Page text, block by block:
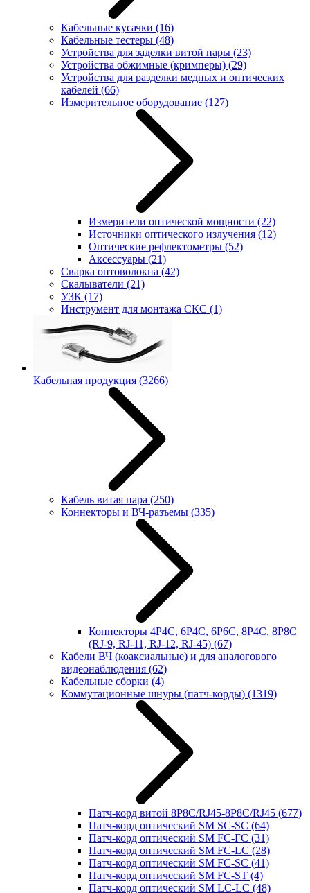
Кабельные кусачки (16)
Кабельные тестеры (48)
Устройства для заделки витой пары (23)
Устройства обжимные (кримперы) (29)
Устройства для разделки медных и оптических
кабелей (66)
Измерительное оборудование (127)
Измерители оптической мощности (22)
Источники оптического излучения (12)
Оптические рефлектометры (52)
Аксессуары (21)
Сварка оптоволокна (42)
Скалыватели (21)
УЗК (17)
Инструмент для монтажа СКС (1)
Кабельная продукция (3266)
Кабель витая пара (250)
Коннекторы и ВЧ-разъемы (335)
Коннекторы 4P4C, 6P4C, 6P6C, 8P4C, 8P8C
(RJ-9, RJ-11, RJ-12, RJ-45) (67)
Кабели ВЧ (коаксиальные) и для аналогового
видеонаблюдения (62)
Кабельные сборки (4)
Коммутационные шнуры (патч-корды) (1319)
Патч-корд витой 8P8C/RJ45-8P8C/RJ45 (677)
Патч-корд оптический SM SC-SC (64)
Патч-корд оптический SM FC-FC (31)
Патч-корд оптический SM FC-LC (28)
Патч-корд оптический SM FC-SC (41)
Патч-корд оптический SM FC-ST (4)
Патч-корд оптический SM LC-LC (48)